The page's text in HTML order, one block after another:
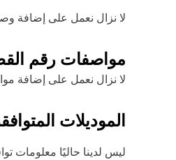
لا نزال نعمل على إضافة
مواصفات رقم
لا نزال نعمل على إضافة
الموديلات
ليس لدينا حاليًا معلومات